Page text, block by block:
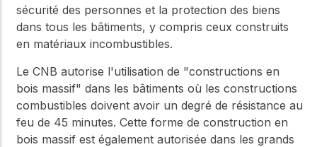
sécurité des personnes et la protection des biens
dans tous les bâtiments, y compris ceux construits
en matériaux incombustibles.
Le CNB autorise l'utilisation de "constructions en
bois massif" dans les bâtiments où les constructions
combustibles doivent avoir un degré de résistance au
feu de 45 minutes. Cette forme de construction en
bois massif est également autorisée dans les grands